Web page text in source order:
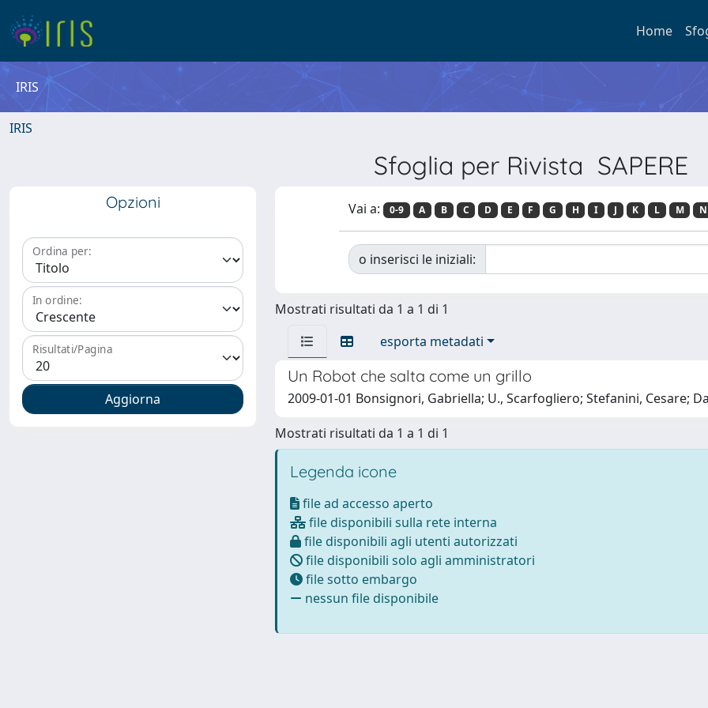
Home
IRIS
IRIS
Sfoglia per Rivista SAPERE
Opzioni
Ordina per:
In ordine:
Risultati/Pagina
Vai a: 0-9 A B C D E F G H I J K L M N
o inserisci le iniziali:
Mostrati risultati da 1 a 1 di 1
esporta metadati
Un Robot che salta come un grillo
2009-01-01 Bonsignori, Gabriella; U., Scarfogliero; Stefanini, Cesare;
Mostrati risultati da 1 a 1 di 1
Legenda icone
file ad accesso aperto
file disponibili sulla rete interna
file disponibili agli utenti autorizzati
file disponibili solo agli amministratori
file sotto embargo
nessun file disponibile